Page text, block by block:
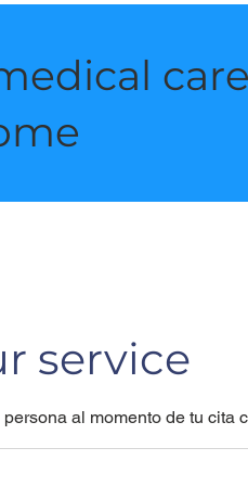
service
al momento de tu cita